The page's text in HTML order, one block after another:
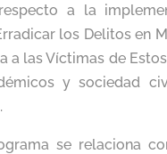
a la
los Delitos en
a las Víctimas de
y sociedad
se relaciona